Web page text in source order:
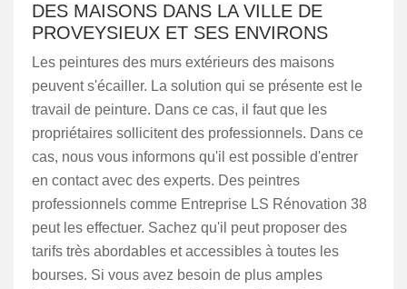
DES MAISONS DANS LA VILLE DE
PROVEYSIEUX ET SES ENVIRONS
Les peintures des murs extérieurs des maisons
peuvent s'écailler. La solution qui se présente est le
travail de peinture. Dans ce cas, il faut que les
propriétaires sollicitent des professionnels. Dans ce
cas, nous vous informons qu'il est possible d'entrer
en contact avec des experts. Des peintres
professionnels comme Entreprise LS Rénovation 38
peut les effectuer. Sachez qu'il peut proposer des
tarifs très abordables et accessibles à toutes les
bourses. Si vous avez besoin de plus amples